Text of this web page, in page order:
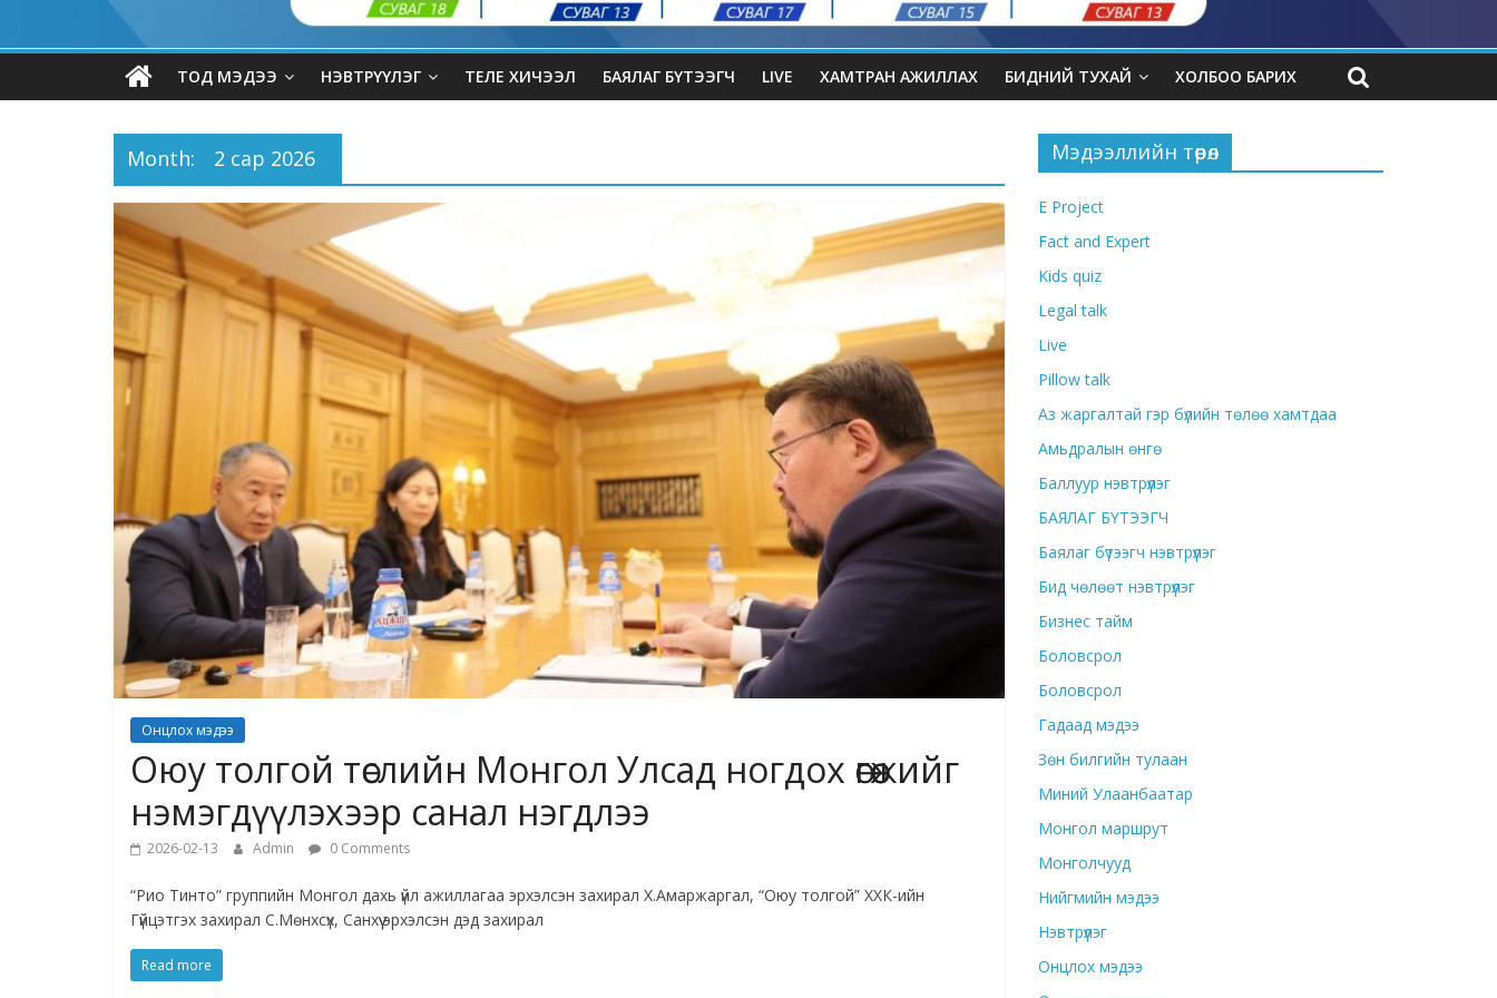
ТОД МЭДЭЭ НЭВТРҮҮЛЭГ ТЕЛЕ ХИЧЭЭЛ БАЯЛАГ БҮТЭЭГЧ LIVE ХАМТРАН АЖИЛЛАХ БИДНИЙ ТУХАЙ ХОЛБОО БАРИХ
Month: 2 сар 2026
Онцлох мэдээ
Оюу толгой төслийн Монгол Улсад ногдох өгөөжийг
нэмэгдүүлэхээр санал нэгдлээ
2026-02-13 Admin 0 Comments
“Рио Тинто” группийн Монгол дахь үйл ажиллагаа эрхэлсэн захирал Х.Амаржаргал, “Оюу толгой” ХХК-ийн
Гүйцэтгэх захирал С.Мөнхсүх, Санхүү эрхэлсэн дэд захирал
Read more
Мэдээллийн төрөл
E Project
Fact and Expert
Kids quiz
Legal talk
Live
Pillow talk
Аз жаргалтай гэр бүлийн төлөө хамтдаа
Амьдралын өнгө
Баллуур нэвтрүүлэг
БАЯЛАГ БҮТЭЭГЧ
Баялаг бүтээгч нэвтрүүлэг
Бид чөлөөт нэвтрүүлэг
Бизнес тайм
Боловсрол
Боловсрол
Гадаад мэдээ
Зөн билгийн тулаан
Миний Улаанбаатар
Монгол маршрут
Монголчууд
Нийгмийн мэдээ
Нэвтрүүлэг
Онцлох мэдээ